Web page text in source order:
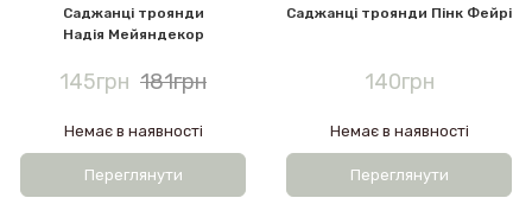
Саджанці троянди
Надія Мейяндекор
145грн 181грн
Немає в наявності
Переглянути
Саджанці троянди Пінк Фейрі
140грн
Немає в наявності
Переглянути